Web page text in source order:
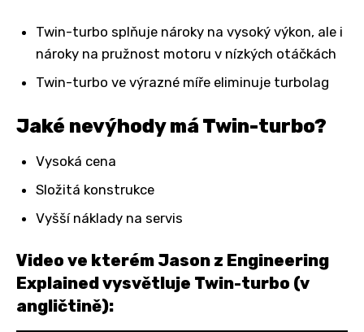
Twin-turbo splňuje nároky na vysoký výkon, ale i
nároky na pružnost motoru v nízkých otáčkách
Twin-turbo ve výrazné míře eliminuje turbolag
Jaké nevýhody má Twin-turbo?
Vysoká cena
Složitá konstrukce
Vyšší náklady na servis
Video ve kterém Jason z Engineering
Explainedvysvětluje Twin-turbo (v
angličtině):